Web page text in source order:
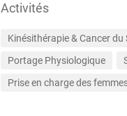
Activités
Kinésithérapie & Cancer du
Portage Physiologique
Prise en charge des